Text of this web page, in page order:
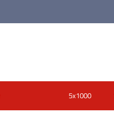
5x1000